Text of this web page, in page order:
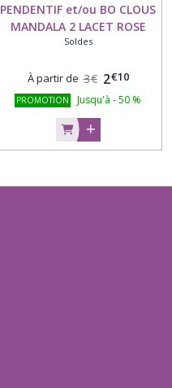
PENDENTIF et/ou BO CLOUS
MANDALA 2 LACET ROSE
Soldes
À partir de 3€ 2€10
PROMOTION Jusqu'à -50 %